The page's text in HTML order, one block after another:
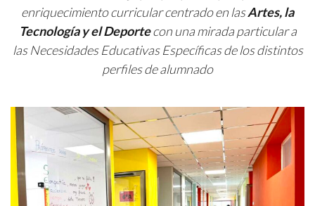
enriquecimiento curricular centrado en lasArtes, la
Tecnología y el Deportecon una mirada particular a
las Necesidades Educativas Específicas de los distintos
perfiles de alumnado